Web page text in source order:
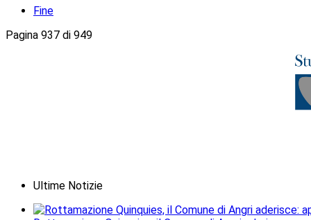
Fine
Pagina 937 di 949
Ultime Notizie